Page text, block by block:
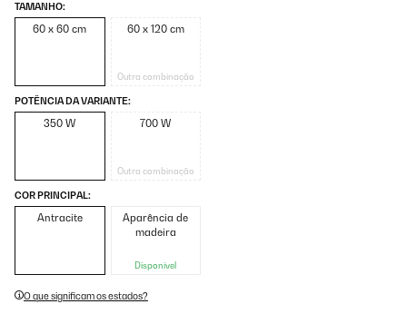
TAMANHO:
60 x 60 cm 60 x 120 cm
Outra combinação
POTÊNCIA DA VARIANTE:
350 W 700 W
Outra combinação
COR PRINCIPAL:
Antracite
Aparência de
madeira
Disponível
O que significam os estados?